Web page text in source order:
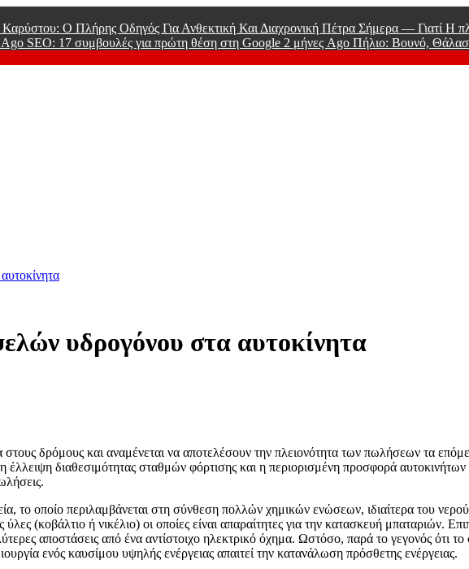
Ο Πλήρης Οδηγός Για Ανθεκτική Και Διαχρονική Πέτρα Σήμερα — Γιατί Η
Ago SEO: 17 συμβουλές για πρώτη θέση στη Google 2 μήνες Ago Πήλιο: Βουνό,
υδρογόνου στα αυτοκίνητα
στους δρόμους και αναμένεται να αποτελέσουν την πλειονότητα των πωλήσεων τα
διαθεσιμότητας σταθμών φόρτισης και η περιορισμένη προσφορά
το οποίο περιλαμβάνεται στη σύνθεση πολλών χημικών ενώσεων, ιδιαίτερα του
(κοβάλτιο ή νικέλιο) οι οποίες είναι απαραίτητες για την κατασκευή μπαταριών.
αποστάσεις από ένα αντίστοιχο ηλεκτρικό όχημα. Ωστόσο, παρά το γεγονός ότι
ενός καυσίμου υψηλής ενέργειας απαιτεί την κατανάλωση πρόσθετης ενέργειας.